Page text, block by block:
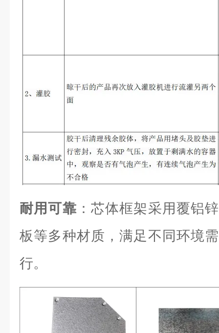
耐用可靠 ：芯体框架采用覆铝
板等多种材质，满足不同环境
行。